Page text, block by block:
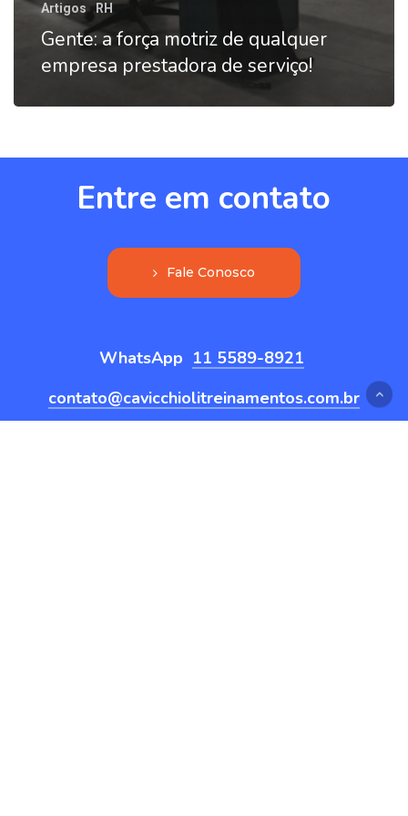
Artigos RH
Gente: a força motriz de qualquer
empresa prestadora de serviço!
Entre em contato
Fa e Conosco
WhatsApp 11 5589-8921
contato@cavicchiolitreinamentos.com.br